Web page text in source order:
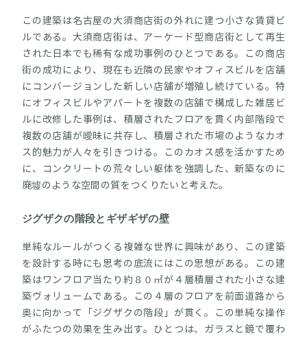
この建築は名古屋の大須商店街の外れに建つ小さな賃貸ビ
ルである。大須商店街は、アーケード型商店街として再生
された日本でも稀有な成功事例のひとつである。この商店
街の成功により、現在も近隣の民家やオフィスビルを店舗
にコンバージョンした新しい店舗が増殖し続けている。特
にオフィスビルやアパートを複数の店舗で構成した雑居ビ
ルに改修した事例は、積層されたフロアを貫く内部階段で
複数の店舗が曖昧に共存し、積層された市場のようなカオ
ス的魅力が人々を引きつける。このカオス感を活かすため
に、コンクリートの荒々しい躯体を強調した、新築なのに
廃墟のような空間の質をつくりたいと考えた。
ジグザクの階段とギザギザの壁
単純なルールがつくる複雑な世界に興味があり、この建築
を設計する時にも思考の底流にはこの思想がある。この建
築はワンフロア当たり約８０㎡が４層積層された小さな建
築ヴォリュームである。この４層のフロアを前面道路から
奥に向かって「ジグザクの階段」が貫く。この単純な操作
がふたつの効果を生み出す。ひとつは、ガラスと鏡で覆わ